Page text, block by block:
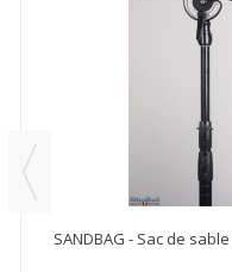
SANDBAG - Sac de